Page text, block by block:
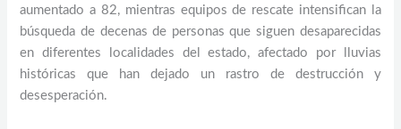
aumentado a 82, mientras equipos de rescate intensifican la
búsqueda de decenas de personas que siguen desaparecidas
en diferentes localidades del estado, afectado por lluvias
históricas que han dejado un rastro de destrucción y
desesperación.